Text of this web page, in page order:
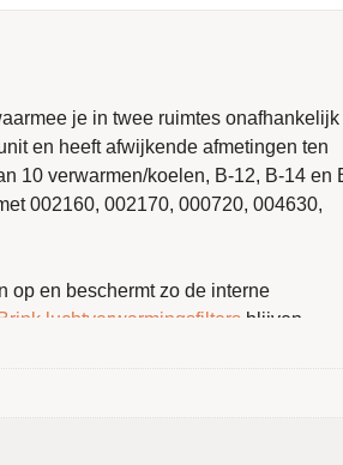
je in twee ruimtes onafhankelijk
en heeft afwijkende afmetingen ten
10 verwarmen/koelen, B-12, B-14 en
002160, 002170, 000720, 004630,
op en beschermt zo de interne
luchtverwarmingsfilters blijven